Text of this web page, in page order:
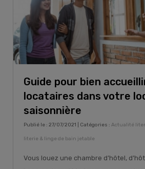
Guide pour bien
locataires dans votre
saisonnière
Publié le : 27/07/2021 | Catégories : Actualité
literie & linge de bain jetable
Vous louez une chambre d’hôtel,